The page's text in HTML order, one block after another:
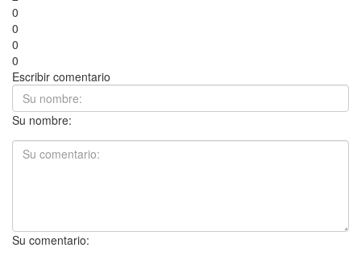
0
0
0
0
Escribir comentario
Su nombre:
Su comentario: